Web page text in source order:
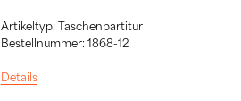
Artikeltyp: Taschenpartitur
Bestellnummer: 1868-12
Details